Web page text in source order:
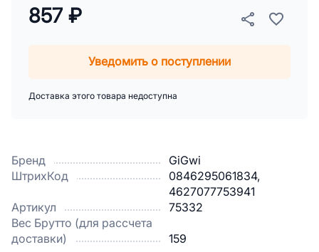
Бренд
GiGwi
ШтрихКод
0846295061834,
4627077753941
Артикул
75332
Вес Брутто (для рассчета
доставки)
159
857 ₽
Уведомить о поступлении
Доставка этого товара недоступна